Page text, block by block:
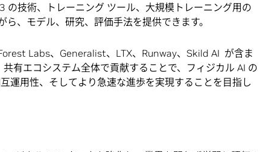
の技術、トレーニング ツール、大規模トレーニング用の
ら、モデル、研究、評価手法を提供できます。
Labs、Generalist、LTX、Runway、Skild AI が含ま
有エコシステム全体で貢献することで、フィジカル AI の
運用性、そしてより急速な進歩を実現することを目指し